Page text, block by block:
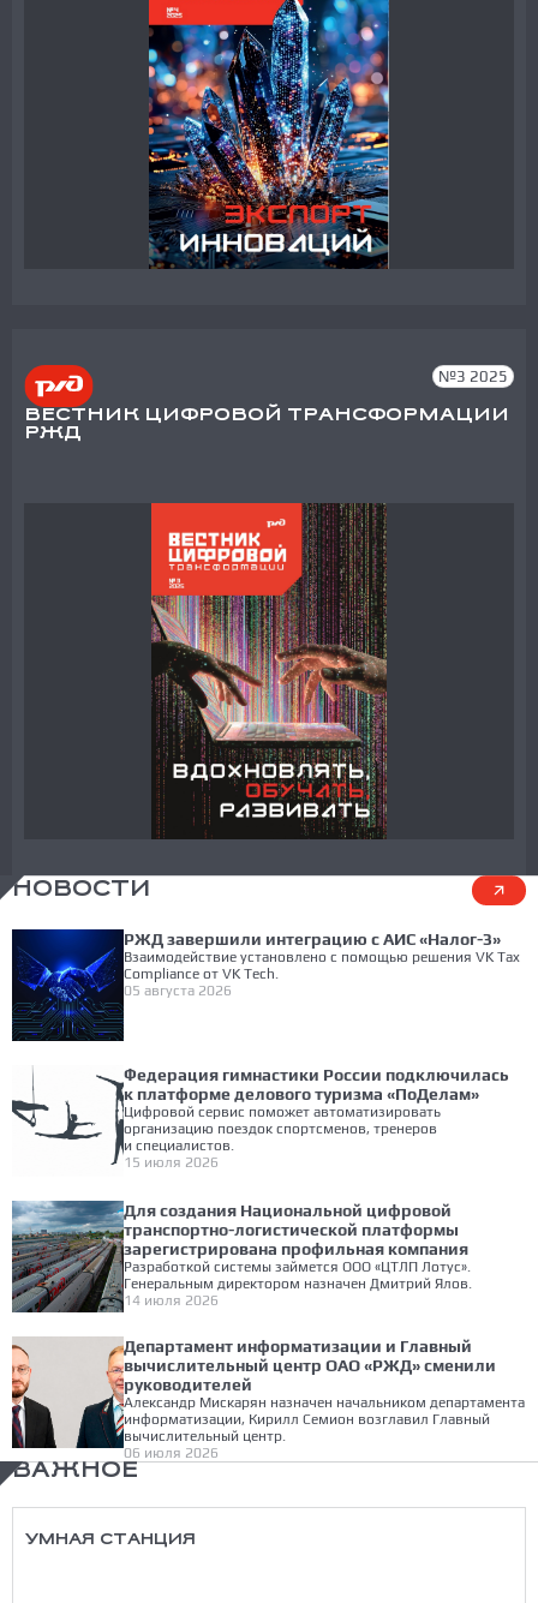
№3 2025
ВЕСТНИК ЦИФРОВОЙ ТРАНСФОРМАЦИИ
РЖД
НОВОСТИ
РЖД завершили интеграцию с АИС «Налог-3»
Взаимодействие установлено с помощью решения VK Tax
Compliance от VK Tech.
05 августа 2026
Федерация гимнастики России подключилась
к платформе делового туризма «ПоДелам»
Цифровой сервис поможет автоматизировать
организацию поездок спортсменов, тренеров
и специалистов.
15 июля 2026
Для создания Национальной цифровой
транспортно-логистической платформы
зарегистрирована профильная компания
Разработкой системы займется ООО «ЦТЛП Лотус».
Генеральным директором назначен Дмитрий Ялов.
14 июля 2026
Департамент информатизации и Главный
вычислительный центр ОАО «РЖД» сменили
руководителей
Александр Мискарян назначен начальником департамента
информатизации, Кирилл Семион возглавил Главный
вычислительный центр.
06 июля 2026
ВАЖНОЕ
УМНАЯ СТАНЦИЯ